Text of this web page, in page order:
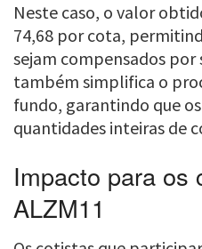
Neste caso, o valor
74,68 por cota,
sejam compensados por
também simplifica o
fundo, garantindo que
quantidades inteiras de
Impacto para os
ALZM11